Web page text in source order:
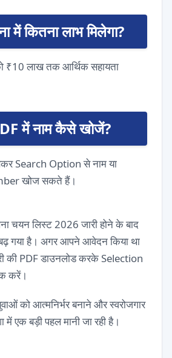
में कितना लाभ मिलेगा?
₹10 लाख तक आर्थिक सहायता
में नाम कैसे खोजें?
Search Option से नाम या
खोज सकते हैं।
चयन लिस्ट 2026 जारी होने के बाद
बढ़ गया है। अगर आपने आवेदन किया था
की PDF डाउनलोड करके Selection
करें।
को आत्मनिर्भर बनाने और स्वरोजगार
में एक बड़ी पहल मानी जा रही है।